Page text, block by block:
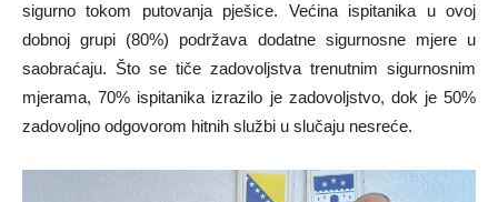
sigurno tokom putovanja pješice. Većina ispitanika u ovoj
dobnoj grupi (80%) podržava dodatne sigurnosne mjere u
saobraćaju. Što se tiče zadovoljstva trenutnim sigurnosnim
mjerama, 70% ispitanika izrazilo je zadovoljstvo, dok je 50%
zadovoljno odgovorom hitnih službi u slučaju nesreće.